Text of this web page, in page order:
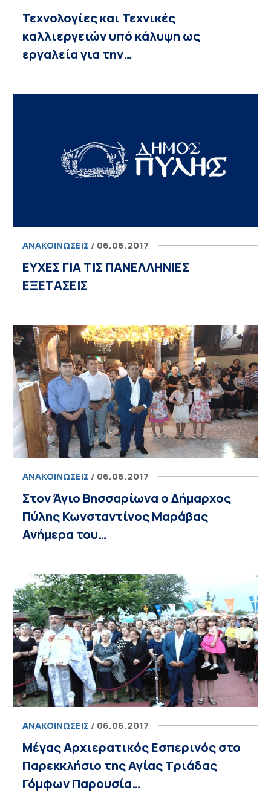
Τεχνολογίες και Τεχνικές
καλλιεργειών υπό κάλυψη ως
εργαλεία για την…
ΑΝΑΚΟΙΝΏΣΕΙΣ / 06.06.2017
ΕΥΧΕΣ ΓΙΑ ΤΙΣ ΠΑΝΕΛΛΗΝΙΕΣ
ΕΞΕΤΑΣΕΙΣ
ΑΝΑΚΟΙΝΏΣΕΙΣ / 06.06.2017
Στον Άγιο Βησσαρίωνα ο Δήμαρχος
Πύλης Κωνσταντίνος Μαράβας
Ανήμερα του…
ΑΝΑΚΟΙΝΏΣΕΙΣ / 06.06.2017
Μέγας Αρχιερατικός Εσπερινός στο
Παρεκκλήσιο της Αγίας Τριάδας
Γόμφων Παρουσία…